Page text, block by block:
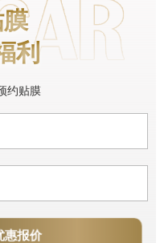
利
约贴膜
惠报价